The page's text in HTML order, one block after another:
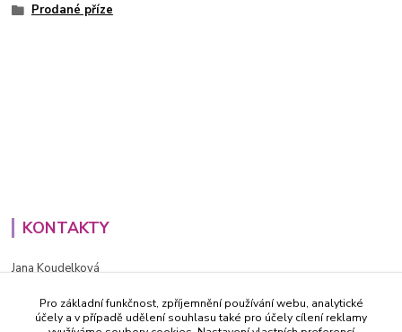
Prodané příze
KONTAKTY
Jana Koudelková
PO - PÁ (8-16h)
Pro základní funkčnost, zpříjemnění používání webu, analytické
účely a v případě udělení souhlasu také pro účely cílení reklamy